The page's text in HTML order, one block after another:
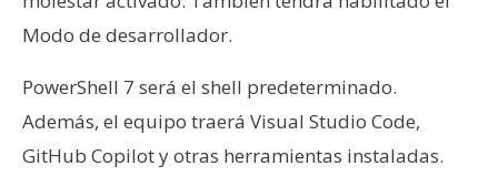
Modo de desarrollador.
PowerShell 7 será el shell predeterminado.
Además, el equipo traerá Visual Studio Code,
GitHub Copilot y otras herramientas instaladas.